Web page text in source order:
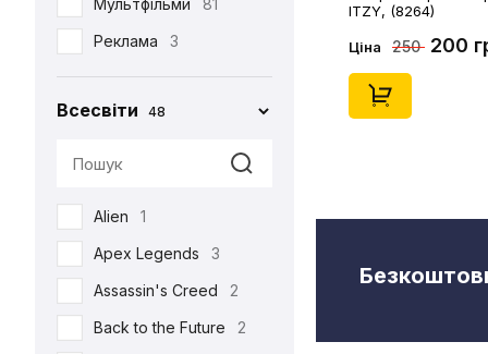
Play Arts KAI
73
Pop Toys
1
Present Toys 1
S.H.Figuarts
Toys Era
Weta Workshop
Мультфільми
81
Реклама
3
Серіали
39
Фільми
125
Всесвіти 48
Alien
1
Apex Legends
3
Assassin's Creed
2
Back to the Future
2
ITZY, (8264)
Ціна 250 200